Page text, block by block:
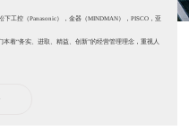
工控（Panasonic），金器（MINDMAN），PISCO，亚
“务实、进取、精益、创新”的经营管理理念，重视人